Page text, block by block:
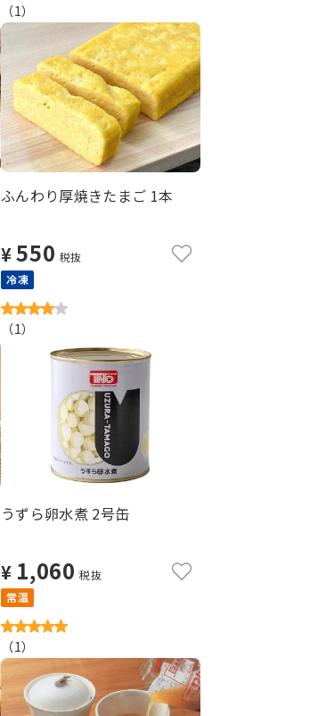
（1）
ふんわり厚焼きたまご 1本
¥550 税抜
冷凍
（1）
うずら卵水煮 2号缶
¥ 1,060 税抜
常温
（1）